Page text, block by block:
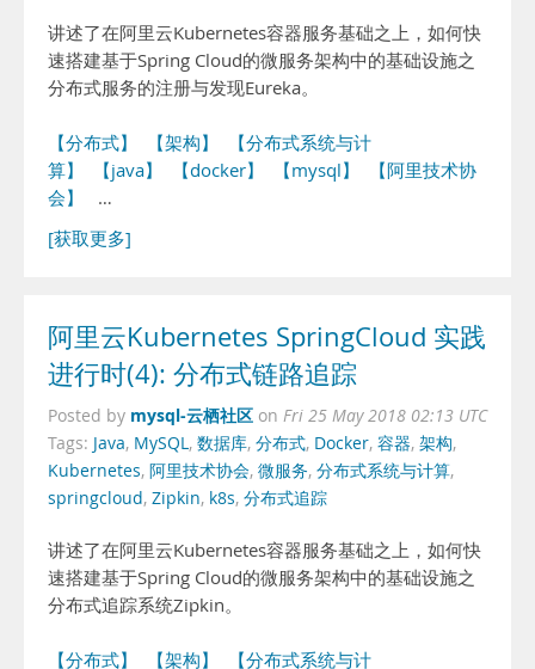
讲述了在阿里云Kubernetes容器服务基础之上，如何快
速搭建基于Spring Cloud的微服务架构中的基础设施之
分布式服务的注册与发现Eureka。
【分布式】 【架构】
【分布式系统与计
算】
【java】 【docker】 【mysql】
【阿里技术协
会】
…
[获取更多]
阿里云Kubernetes SpringCloud 实践
进行时(4): 分布式链路追踪
Posted by mysql-云栖社区 on Fri 25 May 2018 02:13 UTC
Tags: Java, MySQL, 数据库, 分布式, Docker, 容器, 架构,
Kubernetes, 阿里技术协会, 微服务, 分布式系统与计算,
springcloud, Zipkin, k8s, 分布式追踪
讲述了在阿里云Kubernetes容器服务基础之上，如何快
速搭建基于Spring Cloud的微服务架构中的基础设施之
分布式追踪系统Zipkin。
【分布式】 【架构】
【分布式系统与计